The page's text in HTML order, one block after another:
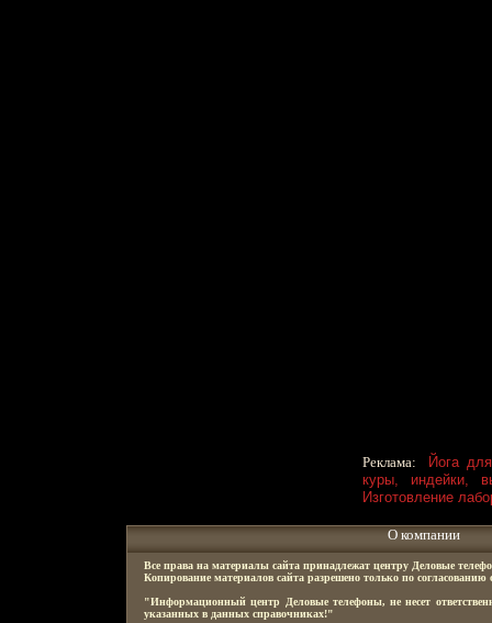
Реклама:
Йога
куры, индейки,
Изготовление
О компании
Все права на материалы сайта принадлежат центру Деловые
Копирование материалов сайта разрешено только по
"Информационный центр Деловые телефоны, не несет
указанных в данных справочниках!"